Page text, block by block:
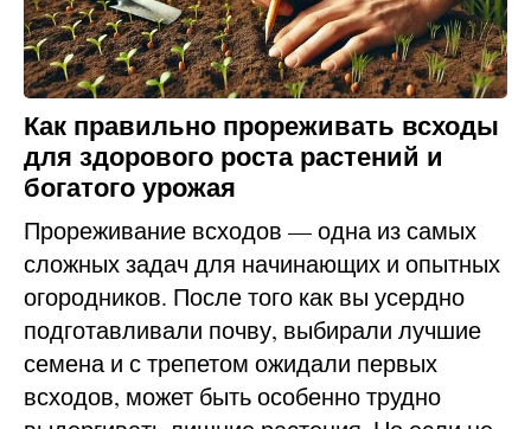
Как правильно прореживать всходы
для здорового роста растений и
богатого урожая
Прореживание всходов — одна из самых
сложных задач для начинающих и опытных
огородников. После того как вы усердно
подготавливали почву, выбирали лучшие
семена и с трепетом ожидали первых
всходов, может быть особенно трудно